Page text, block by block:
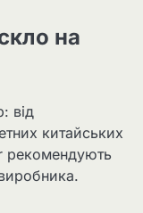
на
від
китайських
рекомендують